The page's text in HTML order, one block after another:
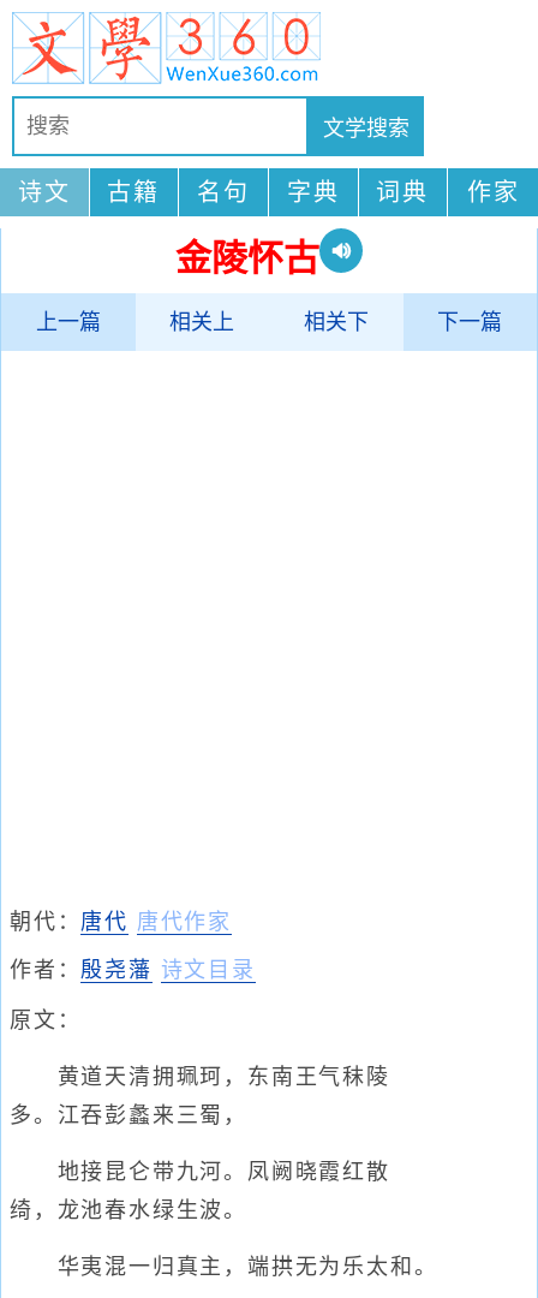
诗文 古籍 名句 字典 词典 作家
金陵怀古
上一篇 相关上 相关下 下一篇
朝代： 唐代 唐代作家
作者： 殷尧藩 诗文目录
原文：
黄道天清拥珮珂，东南王气秣陵
多。江吞彭蠡来三蜀，
地接昆仑带九河。凤阙晓霞红散
绮，龙池春水绿生波。
华夷混一归真主，端拱无为乐太和。